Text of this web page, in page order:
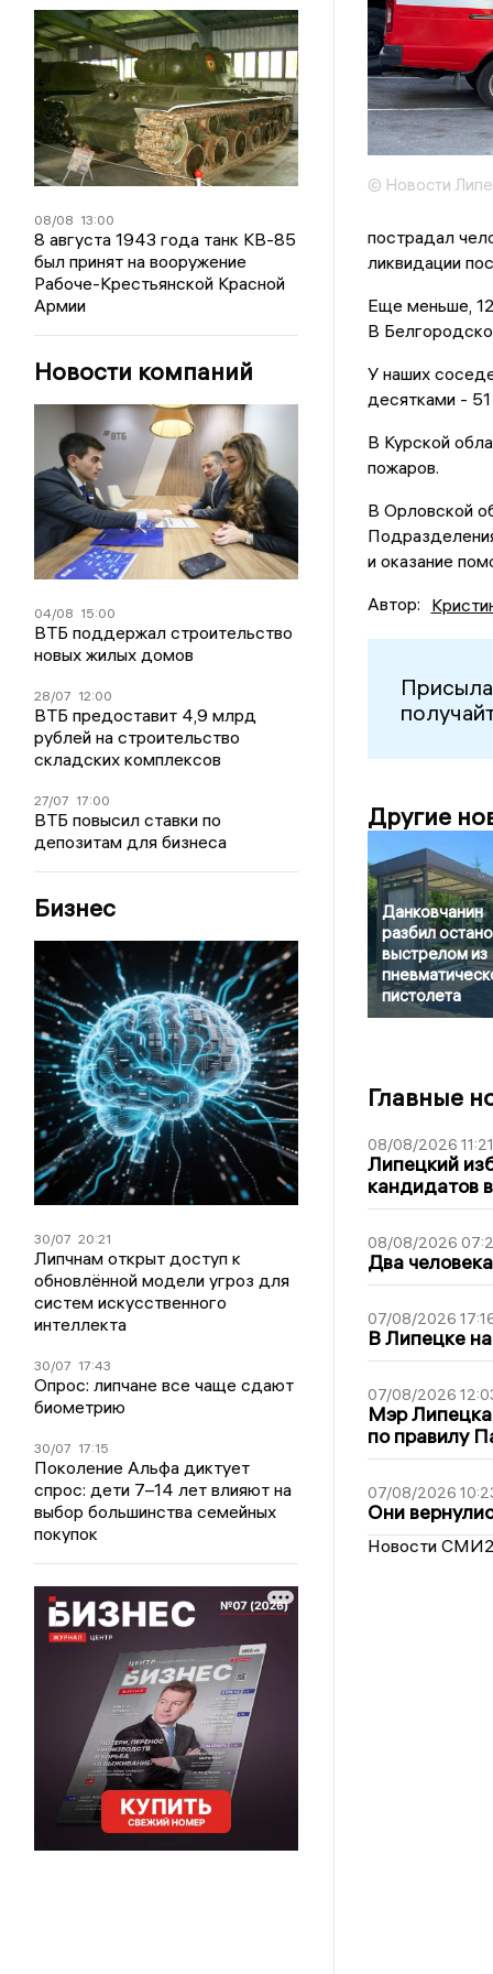
08/08 13:00
8 августа 1943 года танк КВ-85
был принят на вооружение
Рабоче-Крестьянской Красной
Армии
Новости компаний
04/08 15:00
ВТБ поддержал строительство
новых жилых домов
28/07 12:00
ВТБ предоставит 4,9 млрд
рублей на строительство
складских комплексов
27/07 17:00
ВТБ повысил ставки по
депозитам для бизнеса
Бизнес
30/07 20:21
Липчнам открыт доступ к
обновлённой модели угроз для
систем искусственного
интеллекта
30/07 17:43
Опрос: липчане все чаще сдают
биометрию
30/07 17:15
Поколение Альфа диктует
спрос: дети 7–14 лет влияют на
выбор большинства семейных
покупок
© Новости
пострадал
ликвидации
Еще меньше,
В
У наших
десятками -
В Курской
пожаров.
В Орловской
и оказание
Автор:
Другие
Данковчанин
разбил
выстрелом из
пистолета
Главные
08/08/2026 11:21
Липецкий
кандидатов
08/08/2026
Два
07/08/2026
В Липецке
07/08/2026
Мэр
по правилу
07/08/2026
Они
Новости СМИ2